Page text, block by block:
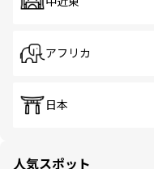
アフリカ
日本
人気スポット